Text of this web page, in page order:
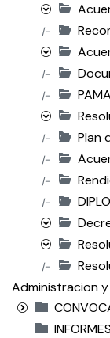
|-
|-
|-
|- Plan
|-
|-
|-
|-
Administracion y